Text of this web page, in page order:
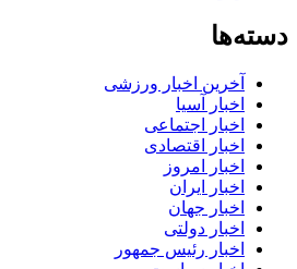
دسته‌ها
آخرین اخبار ورزشی
اخبار آسیا
اخبار اجتماعی
اخبار اقتصادی
اخبار امروز
اخبار ایران
اخبار جهان
اخبار دولتی
اخبار رئیس جمهور